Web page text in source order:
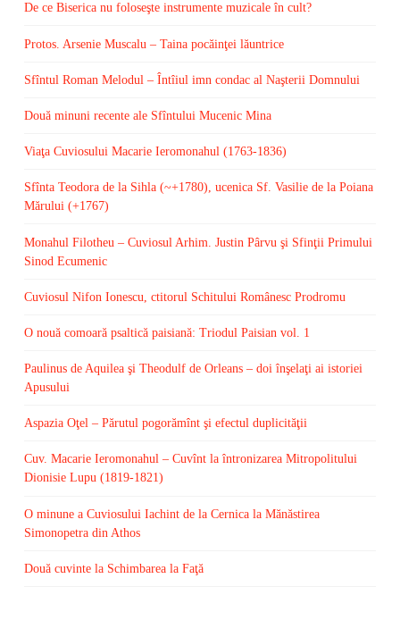
De ce Biserica nu foloseşte instrumente muzicale în cult?
Protos. Arsenie Muscalu – Taina pocăinţei lăuntrice
Sfîntul Roman Melodul – Întîiul imn condac al Naşterii Domnului
Două minuni recente ale Sfîntului Mucenic Mina
Viaţa Cuviosului Macarie Ieromonahul (1763-1836)
Sfînta Teodora de la Sihla (~+1780), ucenica Sf. Vasilie de la Poiana
Mărului (+1767)
Monahul Filotheu – Cuviosul Arhim. Justin Pârvu şi Sfinţii Primului
Sinod Ecumenic
Cuviosul Nifon Ionescu, ctitorul Schitului Românesc Prodromu
O nouă comoară psaltică paisiană: Triodul Paisian vol. 1
Paulinus de Aquilea şi Theodulf de Orleans – doi înşelaţi ai istoriei
Apusului
Aspazia Oţel – Părutul pogorămînt şi efectul duplicităţii
Cuv. Macarie Ieromonahul – Cuvînt la întronizarea Mitropolitului
Dionisie Lupu (1819-1821)
O minune a Cuviosului Iachint de la Cernica la Mănăstirea
Simonopetra din Athos
Două cuvinte la Schimbarea la Faţă